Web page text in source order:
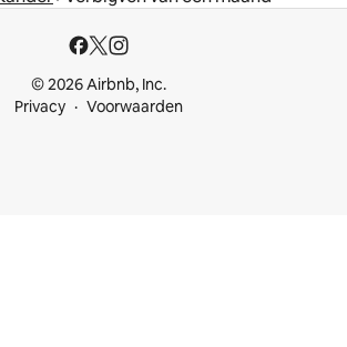
© 2026 Airbnb, Inc.
Privacy
Voorwaarden